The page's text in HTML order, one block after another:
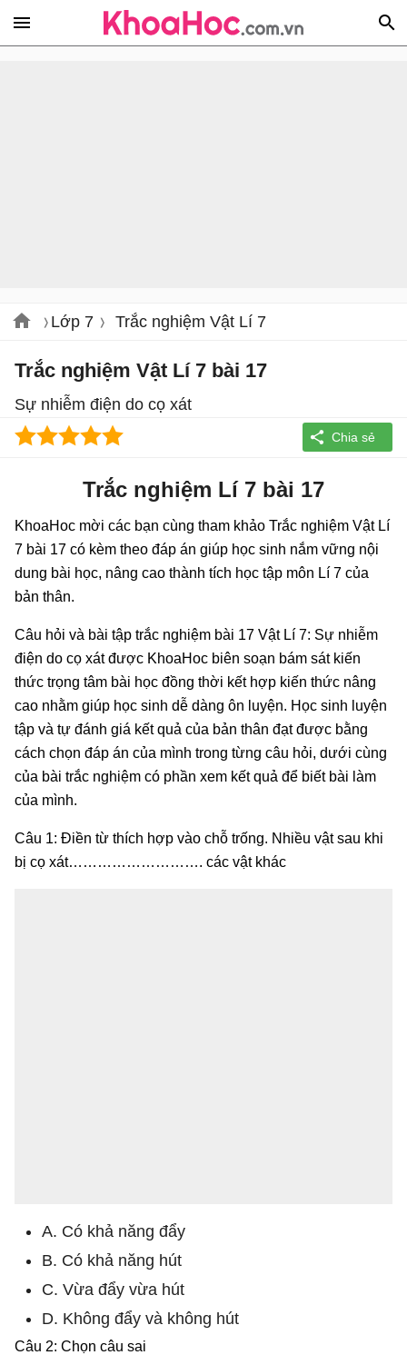
Lớp 7 Trắc nghiệm Vật Lí 7
Trắc nghiệm Vật Lí 7 bài 17
Sự nhiễm điện do cọ xát
Trắc nghiệm Lí 7 bài 17
KhoaHoc mời các bạn cùng tham khảo Trắc nghiệm Vật Lí
7 bài 17 có kèm theo đáp án giúp học sinh nắm vững nội
dung bài học, nâng cao thành tích học tập môn Lí 7 của
bản thân.
Câu hỏi và bài tập trắc nghiệm bài 17 Vật Lí 7: Sự nhiễm
điện do cọ xát được KhoaHoc biên soạn bám sát kiến
thức trọng tâm bài học đồng thời kết hợp kiến thức nâng
cao nhằm giúp học sinh dễ dàng ôn luyện. Học sinh luyện
tập và tự đánh giá kết quả của bản thân đạt được bằng
cách chọn đáp án của mình trong từng câu hỏi, dưới cùng
của bài trắc nghiệm có phần xem kết quả để biết bài làm
của mình.
Câu 1: Điền từ thích hợp vào chỗ trống. Nhiều vật sau khi
bị cọ xát………………………. các vật khác
A. Có khả năng đẩy
B. Có khả năng hút
C. Vừa đẩy vừa hút
D. Không đẩy và không hút
Câu 2: Chọn câu sai